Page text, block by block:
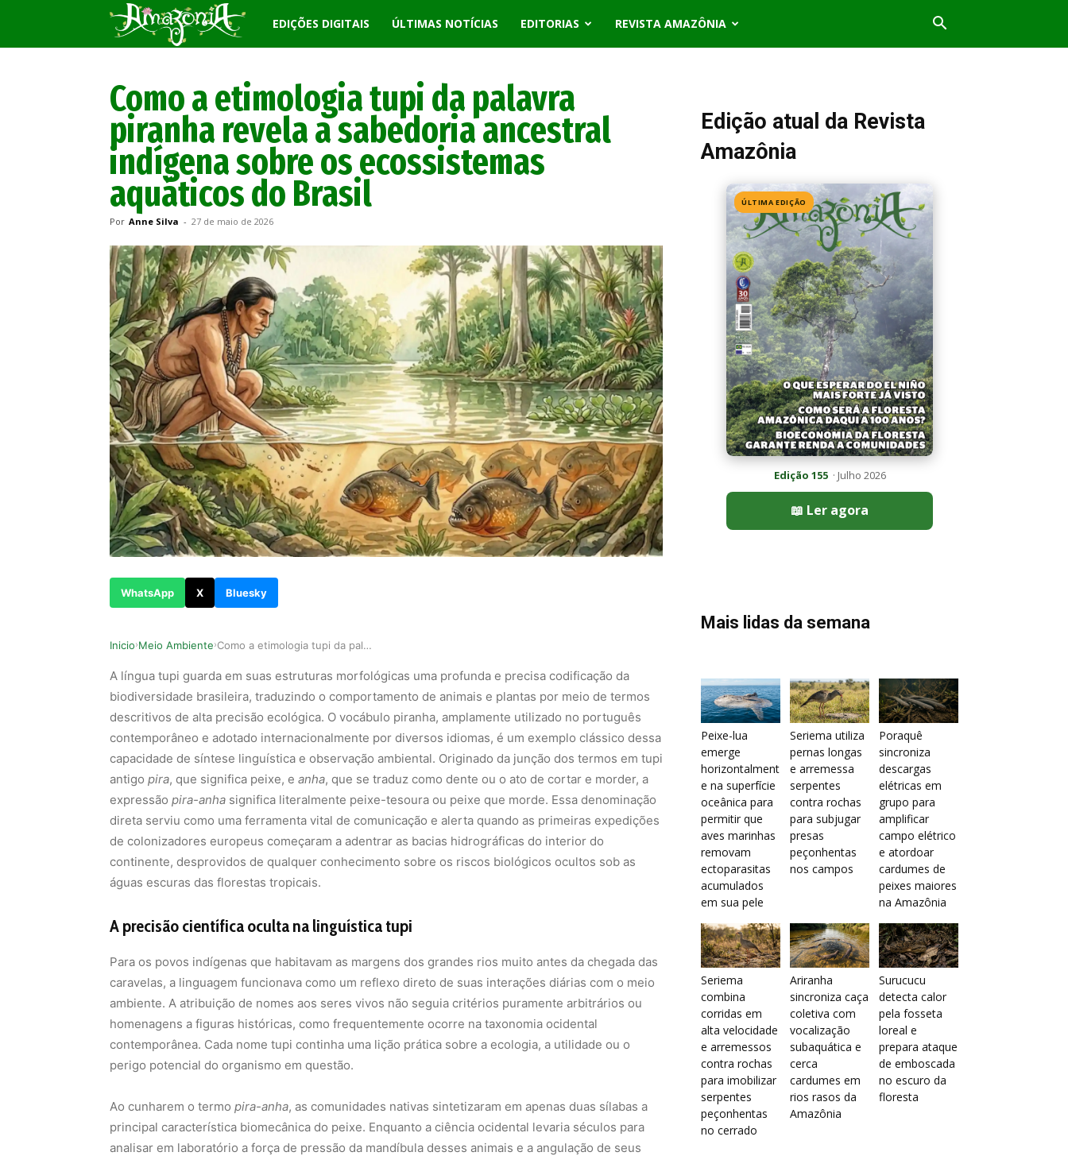
Revista
EDIÇÕES DIGITAIS ÚLTIMAS NOTÍCIAS EDITORIAS REVISTA AMAZÔNIA
Como a etimologia tupi da palavra
piranha revela a sabedoria ancestral
indígena sobre os ecossistemas
aquáticos do Brasil
Por Anne Silva - 27 de maio de 2026
WhatsApp X Bluesky
Inicio›Meio Ambiente› Como a etimologia tupi da palavra piranha revel…
A língua tupi guarda em suas estruturas morfológicas uma profunda e precisa codificação da
biodiversidade brasileira, traduzindo o comportamento de animais e plantas por meio de termos
descritivos de alta precisão ecológica. O vocábulo piranha, amplamente utilizado no português
contemporâneo e adotado internacionalmente por diversos idiomas, é um exemplo clássico dessa
capacidade de síntese linguística e observação ambiental. Originado da junção dos termos em tupi
antigo pira, que significa peixe, e anha, que se traduz como dente ou o ato de cortar e morder, a
expressão pira-anha significa literalmente peixe-tesoura ou peixe que morde. Essa denominação
direta serviu como uma ferramenta vital de comunicação e alerta quando as primeiras expedições
de colonizadores europeus começaram a adentrar as bacias hidrográficas do interior do
continente, desprovidos de qualquer conhecimento sobre os riscos biológicos ocultos sob as
águas escuras das florestas tropicais.
A precisão científica oculta na linguística tupi
Para os povos indígenas que habitavam as margens dos grandes rios muito antes da chegada das
caravelas, a linguagem funcionava como um reflexo direto de suas interações diárias com o meio
ambiente. A atribuição de nomes aos seres vivos não seguia critérios puramente arbitrários ou
homenagens a figuras históricas, como frequentemente ocorre na taxonomia ocidental
contemporânea. Cada nome tupi continha uma lição prática sobre a ecologia, a utilidade ou o
perigo potencial do organismo em questão.
Ao cunharem o termo pira-anha, as comunidades nativas sintetizaram em apenas duas sílabas a
principal característica biomecânica do peixe. Enquanto a ciência ocidental levaria séculos para
analisar em laboratório a força de pressão da mandíbula desses animais e a angulação de seus
Edição atual da Revista
Amazônia
ÚLTIMA EDIÇÃO
Edição 155· Julho 2026
📖 Ler agora
Mais lidas da semana
Peixe-lua
emerge
horizontalment
e na superfície
oceânica para
permitir que
aves marinhas
removam
ectoparasitas
acumulados
em sua pele
Seriema utiliza
pernas longas
e arremessa
serpentes
contra rochas
para subjugar
presas
peçonhentas
nos campos
Poraquê
sincroniza
descargas
elétricas em
grupo para
amplificar
campo elétrico
e atordoar
cardumes de
peixes maiores
na Amazônia
Seriema
combina
corridas em
alta velocidade
e arremessos
contra rochas
para imobilizar
serpentes
peçonhentas
no cerrado
Ariranha
sincroniza caça
coletiva com
vocalização
subaquática e
cerca
cardumes em
rios rasos da
Amazônia
Surucucu
detecta calor
pela fosseta
loreal e
prepara ataque
de emboscada
no escuro da
floresta